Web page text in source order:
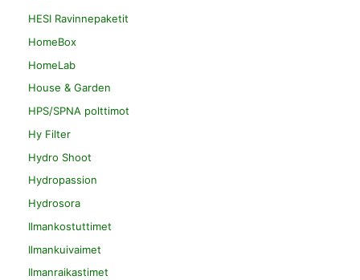
HESI Ravinnepaketit
HomeBox
HomeLab
House & Garden
HPS/SPNA polttimot
Hy Filter
Hydro Shoot
Hydropassion
Hydrosora
Ilmankostuttimet
Ilmankuivaimet
Ilmanraikastimet